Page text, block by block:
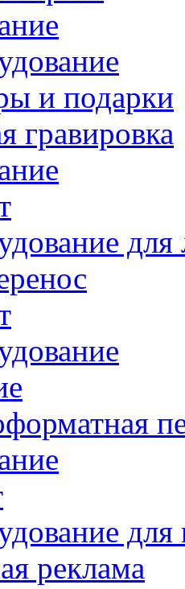
и подарки
гравировка
для
реклама